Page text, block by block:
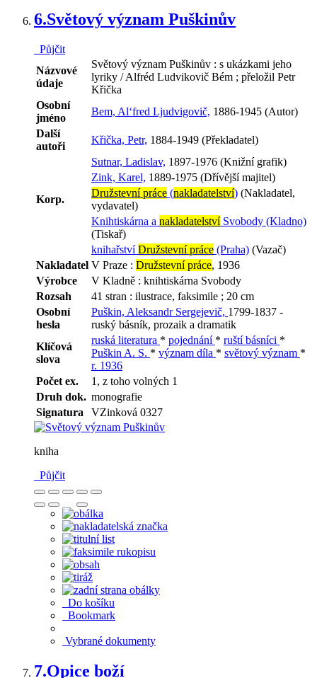
6.Světový význam Puškinův
Půjčit
Názvové
údaje
Světový význam Puškinův : s ukázkami jeho
lyriky / Alfréd Ludvikovič Bém ; přeložil Petr
Křička
Osobní
jméno
Bem, Al‘fred Ljudvigovič, 1886-1945 (Autor)
Další
autoři
Křička, Petr, 1884-1949 (Překladatel)
Sutnar, Ladislav, 1897-1976 (Knižní grafik)
Zink, Karel, 1889-1975 (Dřívější majitel)
Korp.
Družstevní práce (nakladatelství) (Nakladatel,
vydavatel)
Knihtiskárna a nakladatelstvíSvobody (Kladno)
(Tiskař)
knihařstvíDružstevní práce (Praha) (Vazač)
Nakladatel V Praze : Družstevní práce, 1936
Výrobce
V Kladně : knihtiskárna Svobody
Rozsah
41 stran : ilustrace, faksimile ; 20 cm
Osobní
hesla
Puškin, Aleksandr Sergejevič, 1799-1837 -
ruský básník, prozaik a dramatik
Klíčová
slova
ruská literatura * pojednání * ruští básníci *
Puškin A. S. * význam díla * světový význam *
r. 1936
Počet ex.
1, z toho volných 1
Druh dok. monografie
Signatura
VZinková 0327
kniha
Půjčit
Do košíku
Bookmark
Vybrané dokumenty
7.Opice boží